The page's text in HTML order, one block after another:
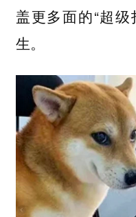
盖更多面的“超
生。